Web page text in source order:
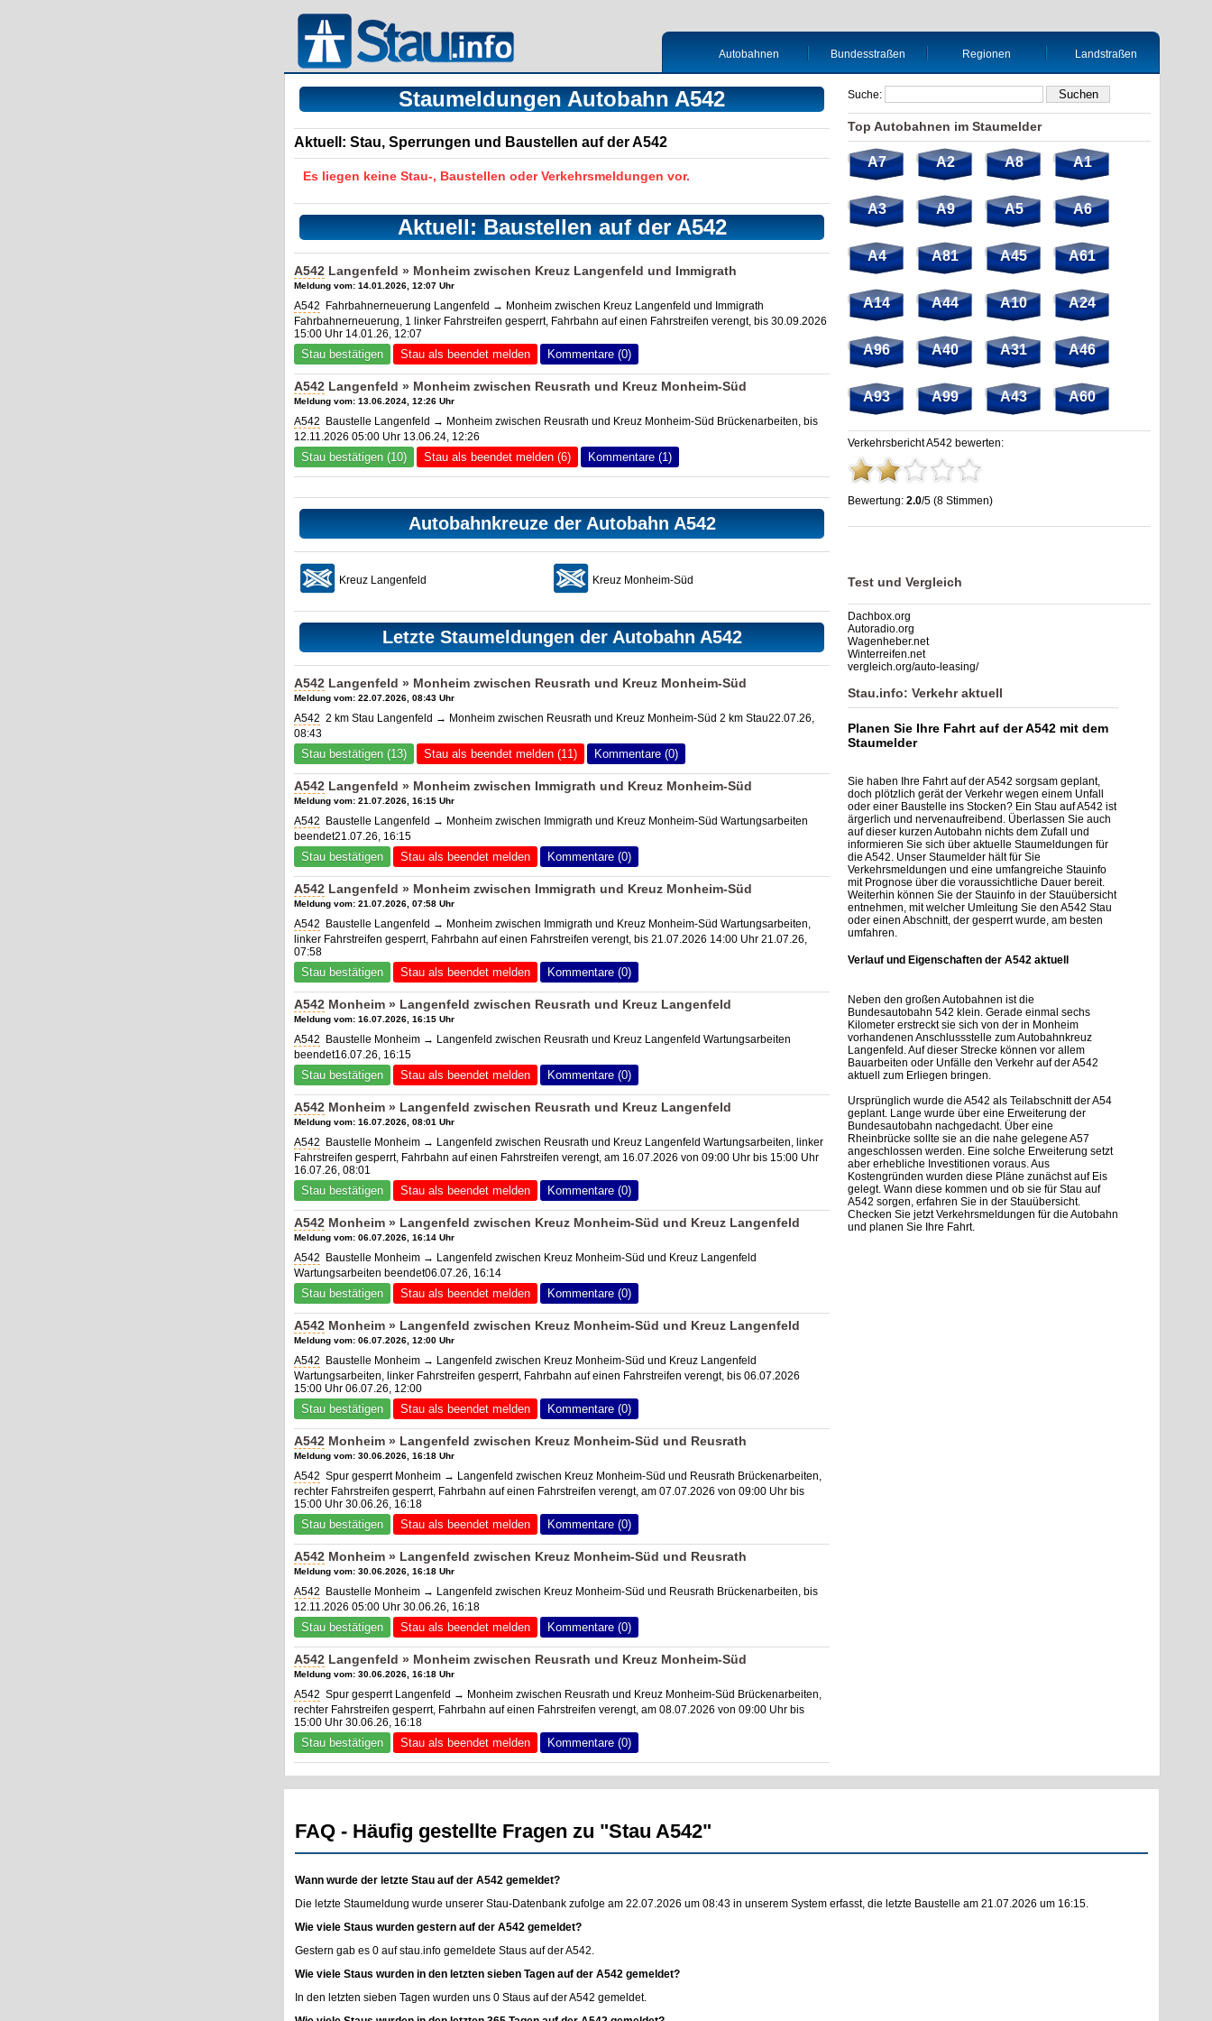
Autobahnen Bundesstraßen Regionen Landstraßen
Staumeldungen Autobahn A542
Aktuell: Stau, Sperrungen und Baustellen auf der A542
Es liegen keine Stau-, Baustellen oder Verkehrsmeldungen vor.
Aktuell: Baustellen auf der A542
A542 Langenfeld » Monheim zwischen Kreuz Langenfeld und Immigrath
Meldung vom: 14.01.2026, 12:07 Uhr
A542 Fahrbahnerneuerung Langenfeld → Monheim zwischen Kreuz Langenfeld und Immigrath
Fahrbahnerneuerung, 1 linker Fahrstreifen gesperrt, Fahrbahn auf einen Fahrstreifen verengt, bis 30.09.2026
15:00 Uhr 14.01.26, 12:07
Stau bestätigen Stau als beendet melden Kommentare (0)
A542 Langenfeld » Monheim zwischen Reusrath und Kreuz Monheim-Süd
Meldung vom: 13.06.2024, 12:26 Uhr
A542 Baustelle Langenfeld → Monheim zwischen Reusrath und Kreuz Monheim-Süd Brückenarbeiten, bis
12.11.2026 05:00 Uhr 13.06.24, 12:26
Stau bestätigen (10) Stau als beendet melden (6) Kommentare (1)
Autobahnkreuze der Autobahn A542
Kreuz Langenfeld Kreuz Monheim-Süd
Letzte Staumeldungen der Autobahn A542
A542 Langenfeld » Monheim zwischen Reusrath und Kreuz Monheim-Süd
Meldung vom: 22.07.2026, 08:43 Uhr
A542 2 km Stau Langenfeld → Monheim zwischen Reusrath und Kreuz Monheim-Süd 2 km Stau22.07.26,
08:43
Stau bestätigen (13) Stau als beendet melden (11) Kommentare (0)
A542 Langenfeld » Monheim zwischen Immigrath und Kreuz Monheim-Süd
Meldung vom: 21.07.2026, 16:15 Uhr
A542 Baustelle Langenfeld → Monheim zwischen Immigrath und Kreuz Monheim-Süd Wartungsarbeiten
beendet21.07.26, 16:15
Stau bestätigen Stau als beendet melden Kommentare (0)
A542 Langenfeld » Monheim zwischen Immigrath und Kreuz Monheim-Süd
Meldung vom: 21.07.2026, 07:58 Uhr
A542 Baustelle Langenfeld → Monheim zwischen Immigrath und Kreuz Monheim-Süd Wartungsarbeiten,
linker Fahrstreifen gesperrt, Fahrbahn auf einen Fahrstreifen verengt, bis 21.07.2026 14:00 Uhr 21.07.26,
07:58
Stau bestätigen Stau als beendet melden Kommentare (0)
A542 Monheim » Langenfeld zwischen Reusrath und Kreuz Langenfeld
Meldung vom: 16.07.2026, 16:15 Uhr
A542 Baustelle Monheim → Langenfeld zwischen Reusrath und Kreuz Langenfeld Wartungsarbeiten
beendet16.07.26, 16:15
Stau bestätigen Stau als beendet melden Kommentare (0)
A542 Monheim » Langenfeld zwischen Reusrath und Kreuz Langenfeld
Meldung vom: 16.07.2026, 08:01 Uhr
A542 Baustelle Monheim → Langenfeld zwischen Reusrath und Kreuz Langenfeld Wartungsarbeiten, linker
Fahrstreifen gesperrt, Fahrbahn auf einen Fahrstreifen verengt, am 16.07.2026 von 09:00 Uhr bis 15:00 Uhr
16.07.26, 08:01
Stau bestätigen Stau als beendet melden Kommentare (0)
A542 Monheim » Langenfeld zwischen Kreuz Monheim-Süd und Kreuz Langenfeld
Meldung vom: 06.07.2026, 16:14 Uhr
A542 Baustelle Monheim → Langenfeld zwischen Kreuz Monheim-Süd und Kreuz Langenfeld
Wartungsarbeiten beendet06.07.26, 16:14
Stau bestätigen Stau als beendet melden Kommentare (0)
A542 Monheim » Langenfeld zwischen Kreuz Monheim-Süd und Kreuz Langenfeld
Meldung vom: 06.07.2026, 12:00 Uhr
A542 Baustelle Monheim → Langenfeld zwischen Kreuz Monheim-Süd und Kreuz Langenfeld
Wartungsarbeiten, linker Fahrstreifen gesperrt, Fahrbahn auf einen Fahrstreifen verengt, bis 06.07.2026
15:00 Uhr 06.07.26, 12:00
Stau bestätigen Stau als beendet melden Kommentare (0)
A542 Monheim » Langenfeld zwischen Kreuz Monheim-Süd und Reusrath
Meldung vom: 30.06.2026, 16:18 Uhr
A542 Spur gesperrt Monheim → Langenfeld zwischen Kreuz Monheim-Süd und Reusrath Brückenarbeiten,
rechter Fahrstreifen gesperrt, Fahrbahn auf einen Fahrstreifen verengt, am 07.07.2026 von 09:00 Uhr bis
15:00 Uhr 30.06.26, 16:18
Stau bestätigen Stau als beendet melden Kommentare (0)
A542 Monheim » Langenfeld zwischen Kreuz Monheim-Süd und Reusrath
Meldung vom: 30.06.2026, 16:18 Uhr
A542 Baustelle Monheim → Langenfeld zwischen Kreuz Monheim-Süd und Reusrath Brückenarbeiten, bis
12.11.2026 05:00 Uhr 30.06.26, 16:18
Stau bestätigen Stau als beendet melden Kommentare (0)
A542 Langenfeld » Monheim zwischen Reusrath und Kreuz Monheim-Süd
Meldung vom: 30.06.2026, 16:18 Uhr
A542 Spur gesperrt Langenfeld → Monheim zwischen Reusrath und Kreuz Monheim-Süd Brückenarbeiten,
rechter Fahrstreifen gesperrt, Fahrbahn auf einen Fahrstreifen verengt, am 08.07.2026 von 09:00 Uhr bis
15:00 Uhr 30.06.26, 16:18
Stau bestätigen Stau als beendet melden Kommentare (0)
Suche:
Top Autobahnen im Staumelder
A7 A2 A8 A1
A3 A9 A5 A6
A4 A81 A45 A61
A14 A44 A10 A24
A96 A40 A31 A46
A93 A99 A43 A60
Verkehrsbericht A542 bewerten:
Bewertung: 2.0/5 (8 Stimmen)
Stau A542: Unfälle, Sperrung & Baustellen | Staumelder A542
Test und Vergleich
Dachbox.org
Autoradio.org
Wagenheber.net
Winterreifen.net
vergleich.org/auto-leasing/
Stau.info: Verkehr aktuell
Planen Sie Ihre Fahrt auf der A542 mit dem
Staumelder
Sie haben Ihre Fahrt auf der A542 sorgsam geplant,
doch plötzlich gerät der Verkehr wegen einem Unfall
oder einer Baustelle ins Stocken? Ein Stau auf A542 ist
ärgerlich und nervenaufreibend. Überlassen Sie auch
auf dieser kurzen Autobahn nichts dem Zufall und
informieren Sie sich über aktuelle Staumeldungen für
die A542. Unser Staumelder hält für Sie
Verkehrsmeldungen und eine umfangreiche Stauinfo
mit Prognose über die voraussichtliche Dauer bereit.
Weiterhin können Sie der Stauinfo in der Stauübersicht
entnehmen, mit welcher Umleitung Sie den A542 Stau
oder einen Abschnitt, der gesperrt wurde, am besten
umfahren.
Verlauf und Eigenschaften der A542 aktuell
Neben den großen Autobahnen ist die
Bundesautobahn 542 klein. Gerade einmal sechs
Kilometer erstreckt sie sich von der in Monheim
vorhandenen Anschlussstelle zum Autobahnkreuz
Langenfeld. Auf dieser Strecke können vor allem
Bauarbeiten oder Unfälle den Verkehr auf der A542
aktuell zum Erliegen bringen.
Ursprünglich wurde die A542 als Teilabschnitt der A54
geplant. Lange wurde über eine Erweiterung der
Bundesautobahn nachgedacht. Über eine
Rheinbrücke sollte sie an die nahe gelegene A57
angeschlossen werden. Eine solche Erweiterung setzt
aber erhebliche Investitionen voraus. Aus
Kostengründen wurden diese Pläne zunächst auf Eis
gelegt. Wann diese kommen und ob sie für Stau auf
A542 sorgen, erfahren Sie in der Stauübersicht.
Checken Sie jetzt Verkehrsmeldungen für die Autobahn
und planen Sie Ihre Fahrt.
FAQ - Häufig gestellte Fragen zu "Stau A542"
Wann wurde der letzte Stau auf der A542 gemeldet?
Die letzte Staumeldung wurde unserer Stau-Datenbank zufolge am 22.07.2026 um 08:43 in unserem System erfasst, die letzte Baustelle am 21.07.2026 um 16:15.
Wie viele Staus wurden gestern auf der A542 gemeldet?
Gestern gab es 0 aufstau.info gemeldete Staus auf der A542.
Wie viele Staus wurden in den letzten sieben Tagen auf der A542 gemeldet?
In den letzten sieben Tagen wurden uns 0 Staus auf der A542 gemeldet.